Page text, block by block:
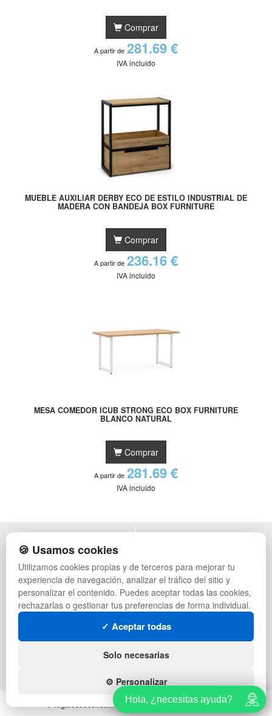
Comprar
A partir de 281.69 €
IVA incluido
MUEBLE AUXILIAR DERBY ECO DE ESTILO INDUSTRIAL DE
MADERA CON BANDEJA BOX FURNITURE
Comprar
A partir de 236.16 €
IVA incluido
MESA COMEDOR ICUB STRONG ECO BOX FURNITURE
BLANCO NATURAL
Comprar
A partir de 281.69 €
IVA incluido
POLÍTICA DE PRIVACIDAD
CONDICIONES DE USO
CAMBIOS Y DEVOLUCIONES
CONTACTO
QUIENES SOMOS
MAPA WEB
PREGUNTAS FRECUENTES
SÍGUENOS:
MUEBLES VINTAGE
MUEBLES HOSTELERÍA
SUMINISTROS HOSTELERÍA
TIENDA DE DEPORTES
LOTES DE NAVIDAD
GESTIÓN DE RESIDUOS
© regalosdecor.com - Todos los derechos reservados
Hola, ¿necesitas ayuda?
🍪 Usamos cookies
Utilizamos cookies propias y de terceros para mejorar tu
experiencia de navegación, analizar el tráfico del sitio y
personalizar el contenido. Puedes aceptar todas las cookies,
rechazarlas o gestionar tus preferencias de forma individual.
✓ Aceptar todas
Solo necesarias
⚙️ Personalizar
Hola, ¿necesitas ayuda?